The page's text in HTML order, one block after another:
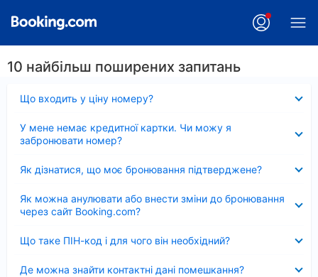
10 найбільш поширених запитань
Що входить у ціну номеру?
У мене немає кредитної картки. Чи можу я
забронювати номер?
Як дізнатися, що моє бронювання підтверджене?
Як можна анулювати або внести зміни до бронювання
через сайт Booking.com?
Що таке ПІН-код і для чого він необхідний?
Де можна знайти контактні дані помешкання?